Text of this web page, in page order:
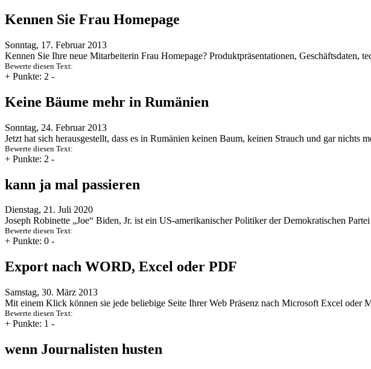
Kennen Sie Frau Homepage
Sonntag, 17. Februar 2013
Kennen Sie Ihre neue Mitarbeiterin Frau Homepage? Produktpräsentationen, Geschäftsdaten,
Bewerte diesen Text:
+ Punkte: 2 -
Keine Bäume mehr in Rumänien
Sonntag, 24. Februar 2013
Jetzt hat sich herausgestellt, dass es in Rumänien keinen Baum, keinen Strauch und gar nichts
Bewerte diesen Text:
+ Punkte: 2 -
kann ja mal passieren
Dienstag, 21. Juli 2020
Joseph Robinette „Joe“ Biden, Jr. ist ein US-amerikanischer Politiker der Demokratischen
Bewerte diesen Text:
+ Punkte: 0 -
Export nach WORD, Excel oder PDF
Samstag, 30. März 2013
Mit einem Klick können sie jede beliebige Seite Ihrer Web Präsenz nach Microsoft Excel oder
Bewerte diesen Text:
+ Punkte: 1 -
wenn Journalisten husten